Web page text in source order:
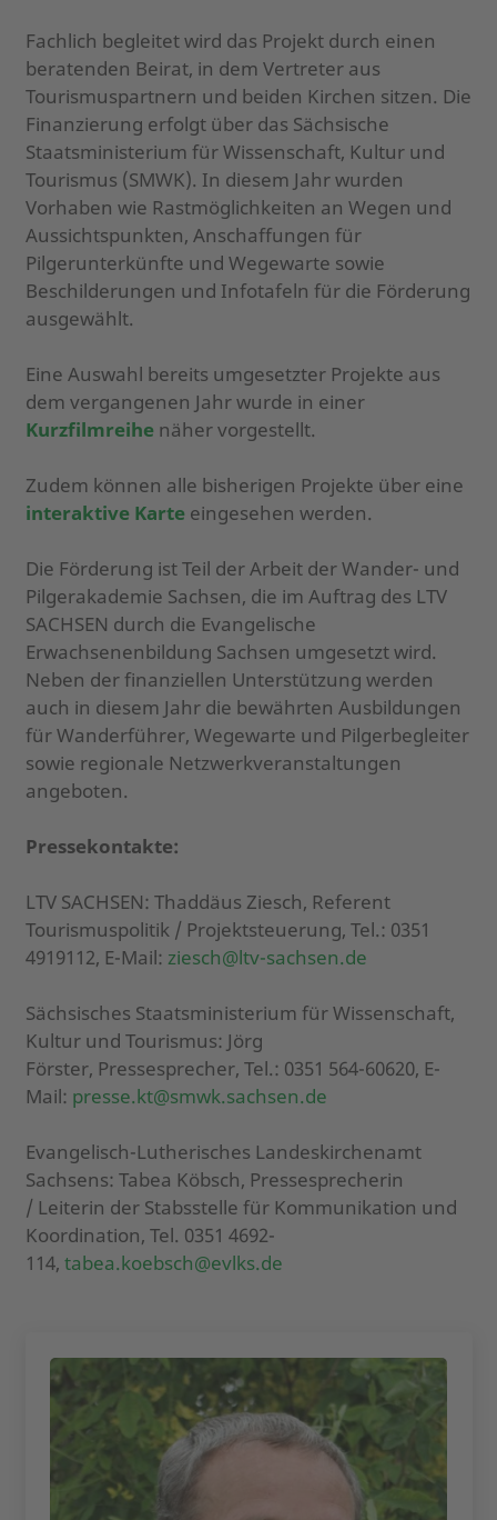
Fachlich begleitet wird das Projekt durch einen
beratenden Beirat, in dem Vertreter aus
Tourismuspartnern und beiden Kirchen sitzen. Die
Finanzierung erfolgt über das Sächsische
Staatsministerium für Wissenschaft, Kultur und
Tourismus (SMWK). In diesem Jahr wurden
Vorhaben wie Rastmöglichkeiten an Wegen und
Aussichtspunkten, Anschaffungen für
Pilgerunterkünfte und Wegewarte sowie
Beschilderungen und Infotafeln für die Förderung
ausgewählt.
Eine Auswahl bereits umgesetzter Projekte aus
dem vergangenen Jahr wurde in einer
Kurzfilmreihenäher vorgestellt.
Zudem können alle bisherigen Projekte über eine
interaktive Karteeingesehen werden.
Die Förderung ist Teil der Arbeit der Wander- und
Pilgerakademie Sachsen, die im Auftrag des LTV
SACHSEN durch die Evangelische
Erwachsenenbildung Sachsen umgesetzt wird.
Neben der finanziellen Unterstützung werden
auch in diesem Jahr die bewährten Ausbildungen
für Wanderführer, Wegewarte und Pilgerbegleiter
sowie regionale Netzwerkveranstaltungen
angeboten.
Pressekontakte:
LTV SACHSEN: Thaddäus Ziesch, Referent
Tourismuspolitik / Projektsteuerung, Tel.: 0351
4919112, E-Mail: ziesch@ltv-sachsen.de
Sächsisches Staatsministerium für Wissenschaft,
Kultur und Tourismus: Jörg
Förster, Pressesprecher, Tel.: 0351 564-60620, E-
Mail: presse.kt@smwk.sachsen.de
Evangelisch-Lutherisches Landeskirchenamt
Sachsens: Tabea Köbsch, Pressesprecherin
/ Leiterin der Stabsstelle für Kommunikation und
Koordination, Tel. 0351 4692-
114, tabea.koebsch@evlks.de